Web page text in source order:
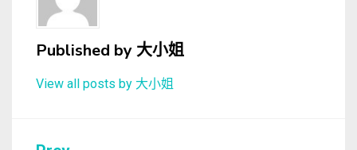
Published by大小姐
View all posts by 大小姐